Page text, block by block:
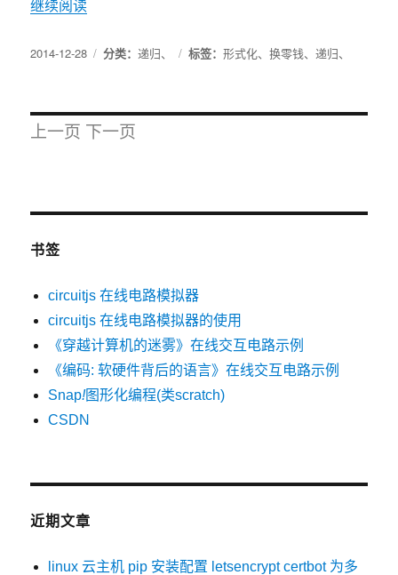
继续阅读
2014-12-28 分类：递归、 标签：形式化、换零钱、递归、
上一页 下一页
书签
circuitjs 在线电路模拟器
circuitjs 在线电路模拟器的使用
《穿越计算机的迷雾》在线交互电路示例
《编码: 软硬件背后的语言》在线交互电路示例
Snap!图形化编程(类scratch)
CSDN
近期文章
linux 云主机 pip 安装配置 letsencrypt certbot 为多